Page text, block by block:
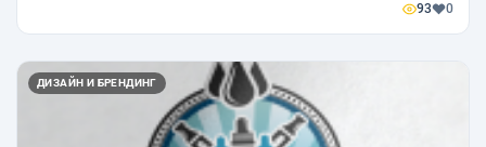
93 0
ДИЗАЙН И БРЕНДИНГ